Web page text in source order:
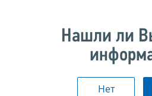
Нашли ли
Нет